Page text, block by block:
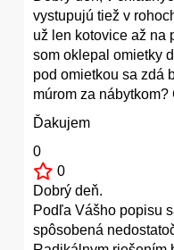
vystupujú tiež v
už len kotovice až na
som oklepal omietky
pod omietkou sa zdá
múrom za
Ďakujem
0
0
Dobrý deň.
Podľa Vášho popisu
spôsobená